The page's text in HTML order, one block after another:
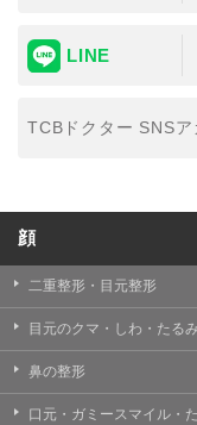
LINE
TCBドクター SNSア
顔
二重整形・目元整形
目元のクマ・しわ・たる
鼻の整形
口元・ガミースマイル・